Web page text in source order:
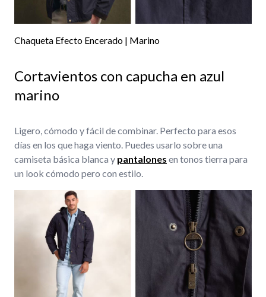
Chaqueta Efecto Encerado | Marino
Cortavientos con capucha en azul
marino
Ligero, cómodo y fácil de combinar. Perfecto para esos
días en los que haga viento. Puedes usarlo sobre una
camiseta básica blanca y pantalones en tonos tierra para
un look cómodo pero con estilo.